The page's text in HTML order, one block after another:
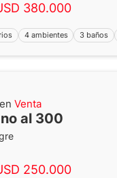
380.000
4 ambientes 3 baños
Venta
al 300
250.000